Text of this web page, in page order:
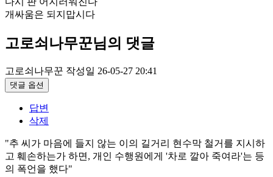
개싸움은 되지맙시다
고로쇠나무꾼님의 댓글
고로쇠나무꾼 작성일 26-05-27 20:41
댓글 옵션
답변
삭제
"추 씨가 마음에 들지 않는 이의 길거리 현수막 철거를 지시하
고 훼손하는가 하면, 개인 수행원에게 '차로 깔아 죽여라'는 등
의 폭언을 했다"